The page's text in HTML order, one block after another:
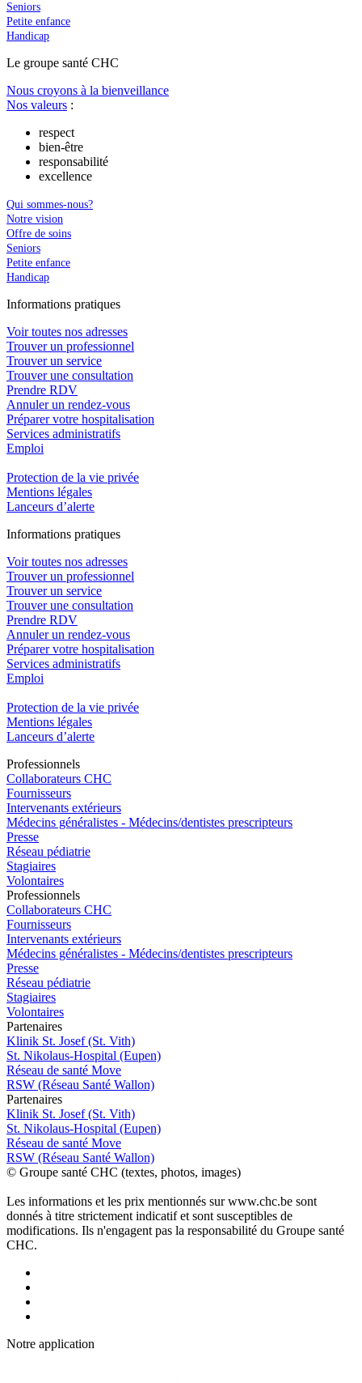
Seniors
Petite enfance
Handicap
Le groupe santé CHC
Nous croyons à la bienveillance
Nos valeurs :
respect
bien-être
responsabilité
excellence
Qui sommes-nous?
Notre vision
Offre de soins
Seniors
Petite enfance
Handicap
Informations pratiques
Voir toutes nos adresses
Trouver un professionnel
Trouver un service
Trouver une consultation
Prendre RDV
Annuler un rendez-vous
Préparer votre hospitalisation
Services administratifs
Emploi​
Protection de la vie privée
Mentions légales
Lanceurs d’alerte
Informations pratiques
Voir toutes nos adresses
Trouver un professionnel
Trouver un service
Trouver une consultation
Prendre RDV
Annuler un rendez-vous
Préparer votre hospitalisation
Services administratifs
Emploi​
Protection de la vie privée
Mentions légales
Lanceurs d’alerte
Professionnels
Collaborateurs CHC
Fournisseurs
Intervenants extérieurs
Médecins généralistes - Médecins/dentistes prescripteurs
Presse
Réseau pédiatrie
Stagiaires
Volontaires
Professionnels
Collaborateurs CHC
Fournisseurs
Intervenants extérieurs
Médecins généralistes - Médecins/dentistes prescripteurs
Presse
Réseau pédiatrie
Stagiaires
Volontaires
Partenaires
Klinik St. Josef (St. Vith)
St. Nikolaus-Hospital (Eupen)
Réseau de santé Move
RSW (Réseau Santé Wallon)
Partenaires
Klinik St. Josef (St. Vith)
St. Nikolaus-Hospital (Eupen)
Réseau de santé Move
RSW (Réseau Santé Wallon)
© Groupe santé CHC (textes, photos, images)
Les informations et les prix mentionnés sur www.chc.be sont
donnés à titre strictement indicatif et sont susceptibles de
modifications. Ils n'engagent pas la responsabilité du Groupe santé
CHC.
Notre application